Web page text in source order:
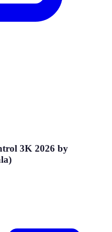
3K 2026 by